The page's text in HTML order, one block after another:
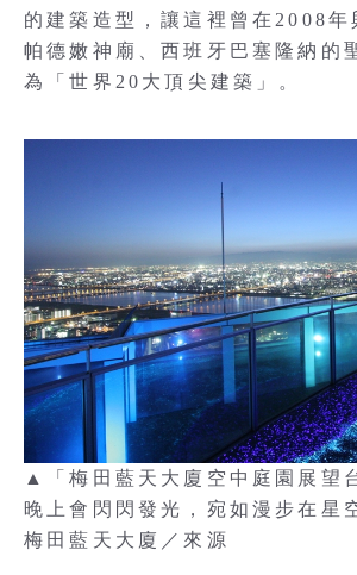
的建築造型，讓這裡曾在2008年
帕德嫩神廟、西班牙巴塞隆納的
為「世界20大頂尖建築」。
▲「梅田藍天大廈空中庭園展望
晚上會閃閃發光，宛如漫步在星
梅田藍天大廈／來源